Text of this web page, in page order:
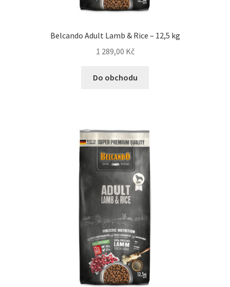
Belcando Adult Lamb & Rice – 12,5 kg
1 289,00 Kč
Do obchodu